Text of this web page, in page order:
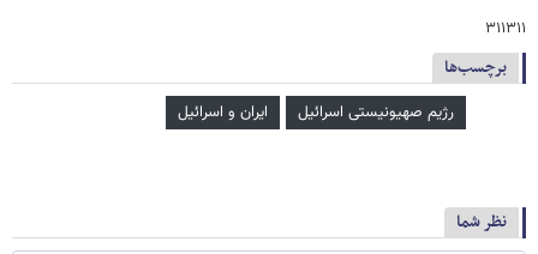
۳۱۱۳۱۱
برچسب‌ها
رژیم صهیونیستی اسرائیل ایران و اسرائیل
نظر شما